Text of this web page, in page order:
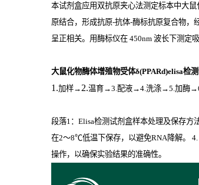
本试剂盒应用双抗原夹心法测定标本中大鼠
原结合，形成抗原-抗体-酶标抗原复合物，
呈正相关。用酶标仪在 450nm 波长下测定
大鼠化物酶体增殖物受体δ(PPARd)elisa检
1.加样→ 2.温育→3.配液→4.洗涤→5.加酶
段落1：Elisa检测试剂盒样本处理及保存方
在2～8℃低温下保存，以避免RNA降解。
操作，以确保实验结果的准确性。